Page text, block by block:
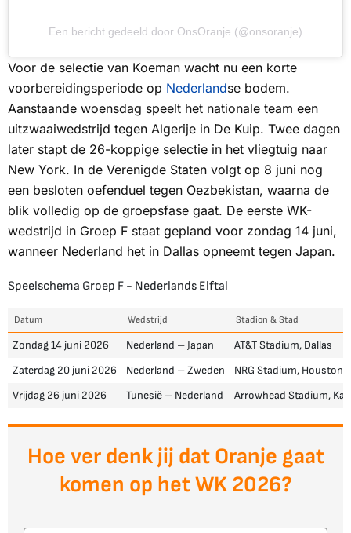
Een bericht gedeeld door OnsOranje (@onsoranje)
Voor de selectie van Koeman wacht nu een korte
voorbereidingsperiode op Nederlandse bodem.
Aanstaande woensdag speelt het nationale team een
uitzwaaiwedstrijd tegen Algerije in De Kuip. Twee dagen
later stapt de 26-koppige selectie in het vliegtuig naar
New York. In de Verenigde Staten volgt op 8 juni nog
een besloten oefenduel tegen Oezbekistan, waarna de
blik volledig op de groepsfase gaat. De eerste WK-
wedstrijd in Groep F staat gepland voor zondag 14 juni,
wanneer Nederland het in Dallas opneemt tegen Japan.
Speelschema Groep F - Nederlands Elftal
Datum Wedstrijd Stadion & Stad
Zondag 14 juni 2026 Nederland – Japan
AT&T Stadium, Dallas
Zaterdag 20 juni 2026
Nederland – Zweden
NRG Stadium, Houston
Vrijdag 26 juni 2026
Tunesië – Nederland Arrowhead Stadium,
Hoe ver denk jij dat Oranje gaat
komen op het WK 2026?